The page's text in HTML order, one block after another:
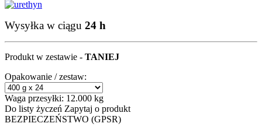
Wysyłka w ciągu 24 h
Produkt w zestawie - TANIEJ
Opakowanie / zestaw:
Waga przesyłki: 12.000 kg
Do listy życzeń Zapytaj o produkt
BEZPIECZEŃSTWO (GPSR)